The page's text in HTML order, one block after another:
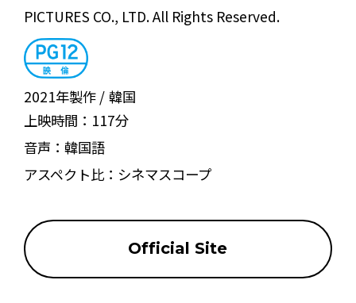
PICTURES CO., LTD. All Rights Reserved.
2021年製作
韓国
上映時間： 117分
音声： 韓国語
アスペクト比： シネマスコープ
Official Site